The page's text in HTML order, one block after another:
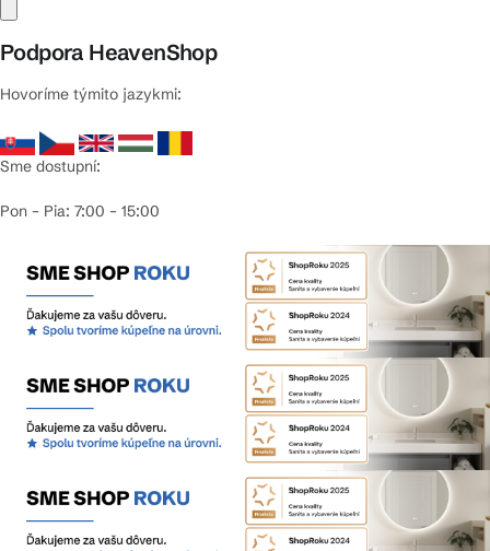
Podpora HeavenShop
Hovoríme týmito jazykmi:
Sme dostupní:
Pon – Pia: 7:00 – 15:00